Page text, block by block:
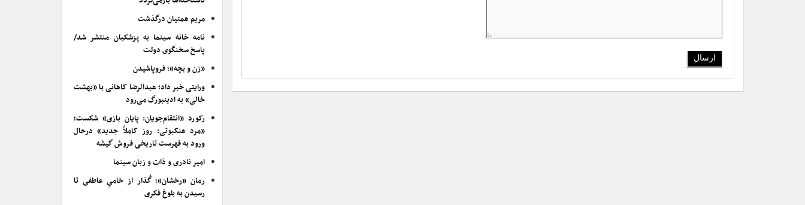
مریم همتیان درگذشت
نامه خانه سینما به پزشکیان منتشر شد/
پاسخ سخنگوی دولت
«زن و بچه»؛ فروپاشیدن
ورایتی خبر داد؛ عبدالرضا کاهانی با «بهشت
خالی» به ادینبورگ می‌رود
رکورد «انتقام‌جویان: پایان بازی» شکست؛
«مرد عنکبوتی: روز کاملاً جدید» درحال
ورود به فهرست تاریخی فروش گیشه
امیر نادری و ذات و زبان سینما
رمان «رخشان»؛ گُذار از خامیِ عاطفی تا
رسیدن به بلوغ فکری